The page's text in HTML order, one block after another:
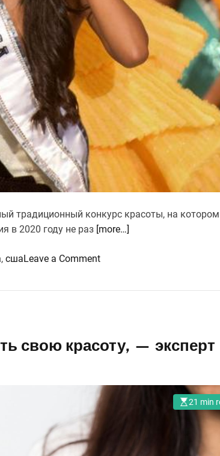
традиционный конкурс красоты, на
в 2020 году не раз [more…]
, сшаLeave a Commento
У
ц
к
а
свою красоту, — эксперт
21 min